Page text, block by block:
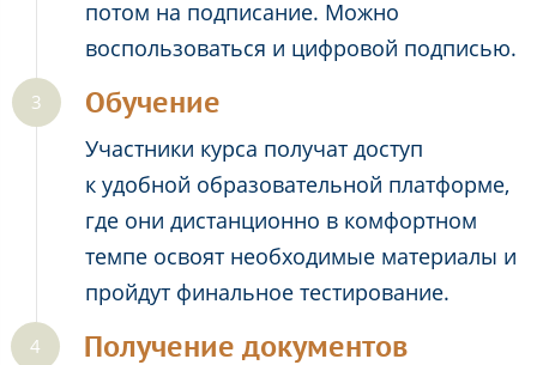
потом на подписание. Можно
воспользоваться и цифровой подписью.
Обучение
Участники курса получат доступ
к удобной образовательной платформе,
где они дистанционно в комфортном
темпе освоят необходимые материалы и
пройдут финальное тестирование.
Получение документов